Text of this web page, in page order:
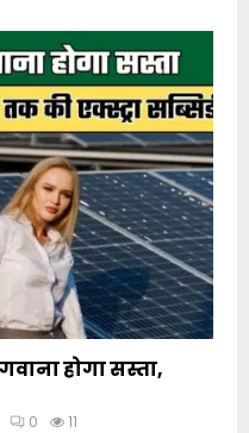
होगा सस्ता,
0 11